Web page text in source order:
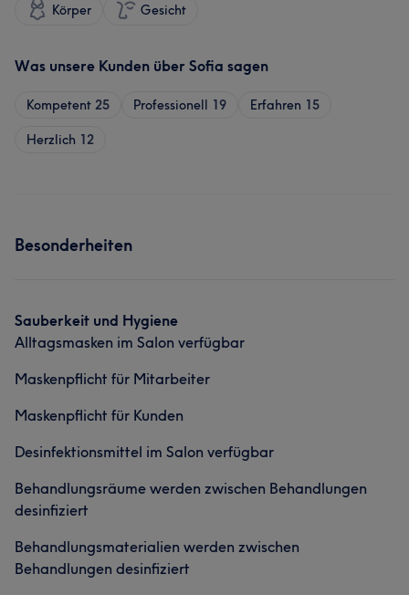
Körper Gesicht
Was unsere Kunden über Sofia sagen
Kompetent 25 Professionell 19 Erfahren 15
Herzlich 12
Besonderheiten
Sauberkeit und Hygiene
Alltagsmasken im Salon verfügbar
Maskenpflicht für Mitarbeiter
Maskenpflicht für Kunden
Desinfektionsmittel im Salon verfügbar
Behandlungsräume werden zwischen Behandlungen
desinfiziert
Behandlungsmaterialien werden zwischen
Behandlungen desinfiziert